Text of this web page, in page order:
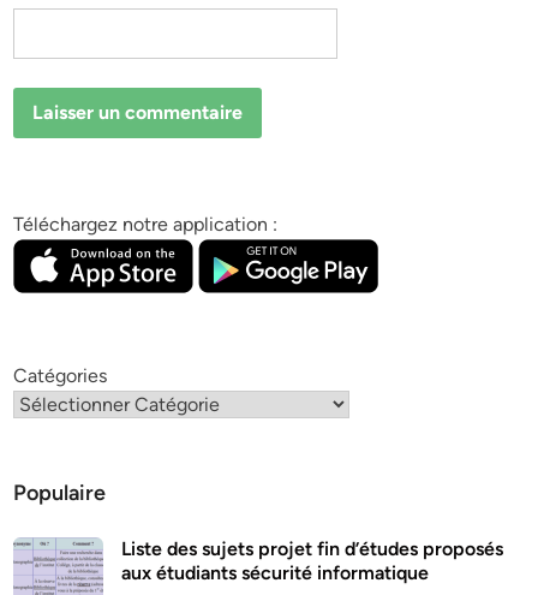
Téléchargez notre application :
Catégories
Populaire
Liste des sujets projet fin d’études proposés
aux étudiants sécurité informatique